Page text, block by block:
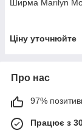
Ширма Marilyn
Ціну уточнюйте
Про нас
97%
Працює з